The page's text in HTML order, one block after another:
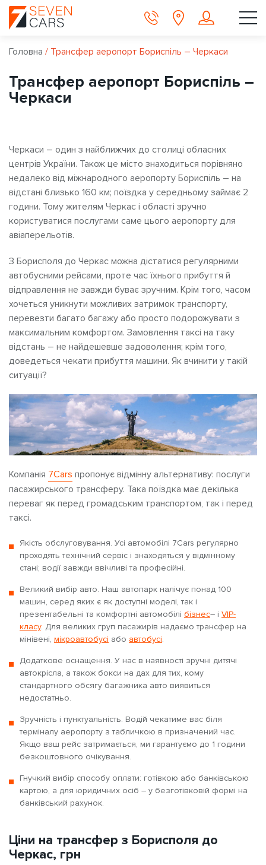
Головна / Трансфер аеропорт Бориспіль – Черкаси
Трансфер аеропорт Бориспіль –
Черкаси
Черкаси – один з найближчих до столиці обласних
центрів України. Також це місто знаходиться порівняно
недалеко від міжнародного аеропорту Бориспіль – на
відстані близько 160 км; поїздка у середньому займає 2
години. Тому жителям Черкас і області зручно
користуватися послугами саме цього аеропорту для
авіаперельотів.
З Борисполя до Черкас можна дістатися регулярними
автобусними рейсами, проте час їхнього прибуття й
відправлення не завжди буває зручним. Крім того, часом
хочеться уникнути можливих затримок транспорту,
перевезти багато багажу або просто подорожувати з
максимальним комфортом. Замовлення таксі на таку
відстань – не найдешевше задоволення; крім того,
доведеться чекати прибуття машини. Як вчинити у такій
ситуації?
Компанія 7Cars пропонує відмінну альтернативу: послуги
пасажирського трансферу. Така поїздка має декілька
переваг як перед громадським транспортом, так і перед
таксі.
Якість обслуговування. Усі автомобілі 7Cars регулярно
проходять технічний сервіс і знаходяться у відмінному
стані; водії завжди ввічливі та професійні.
Великий вибір авто. Наш автопарк налічує понад 100
машин, серед яких є як доступні моделі, так і
презентабельні та комфортні автомобілі бізнес– і VIP-
класу. Для великих груп пасажирів надаємо трансфер на
мінівені, мікроавтобусі або автобусі.
Додаткове оснащення. У нас в наявності зручні дитячі
автокрісла, а також бокси на дах для тих, кому
стандартного обсягу багажника авто виявиться
недостатньо.
Зручність і пунктуальність. Водій чекатиме вас біля
терміналу аеропорту з табличкою в призначений час.
Якщо ваш рейс затримається, ми гарантуємо до 1 години
безкоштовного очікування.
Гнучкий вибір способу оплати: готівкою або банківською
картою, а для юридичних осіб – у безготівковій формі на
банківський рахунок.
Ціни на трансфер з Борисполя до
Черкас, грн